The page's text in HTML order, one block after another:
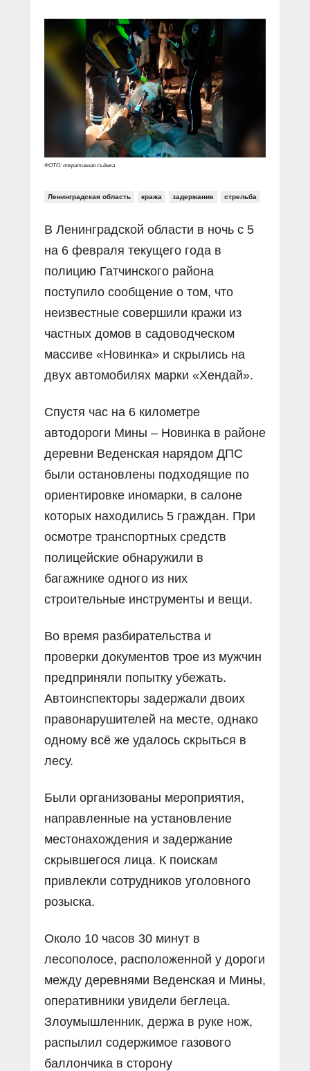
Документальные фильмы
В знании сила
Специальный репортаж
КиберПОСТОВОЙ
Газета «Щит и меч»
Журнал «Полиция России»
О ПОРТАЛЕ
Контакты
Вакансии
ФОТО: оперативная съёмка
Ленинградская область кража задержание стрельба
В Ленинградской области в ночь с 5
на 6 февраля текущего года в
полицию Гатчинского района
поступило сообщение о том, что
неизвестные совершили кражи из
частных домов в садоводческом
массиве «Новинка» и скрылись на
двух автомобилях марки «Хендай».
Спустя час на 6 километре
автодороги Мины – Новинка в районе
деревни Веденская нарядом ДПС
были остановлены подходящие по
ориентировке иномарки, в салоне
которых находились 5 граждан. При
осмотре транспортных средств
полицейские обнаружили в
багажнике одного из них
строительные инструменты и вещи.
Во время разбирательства и
проверки документов трое из мужчин
предприняли попытку убежать.
Автоинспекторы задержали двоих
правонарушителей на месте, однако
одному всё же удалось скрыться в
лесу.
Были организованы мероприятия,
направленные на установление
местонахождения и задержание
скрывшегося лица. К поискам
привлекли сотрудников уголовного
розыска.
Около 10 часов 30 минут в
лесополосе, расположенной у дороги
между деревнями Веденская и Мины,
оперативники увидели беглеца.
Злоумышленник, держа в руке нож,
распылил содержимое газового
баллончика в сторону